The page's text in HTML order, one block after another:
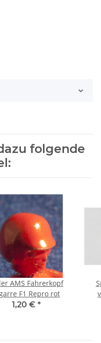
folgende
AMS Fahrerkopf
F1 Repro rot
1,20 € *